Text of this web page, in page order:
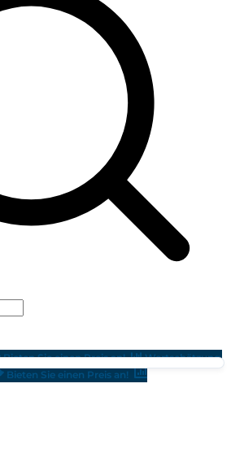
Bieten Sie einen Preis an!
Wertschätzung
Bieten Sie einen Preis an!